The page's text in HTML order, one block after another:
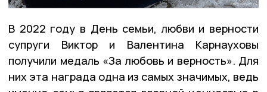
В 2022 году в День семьи, любви и верности
супруги Виктор и Валентина Карнауховы
получили медаль «За любовь и верность». Для
них эта награда одна из самых значимых, ведь